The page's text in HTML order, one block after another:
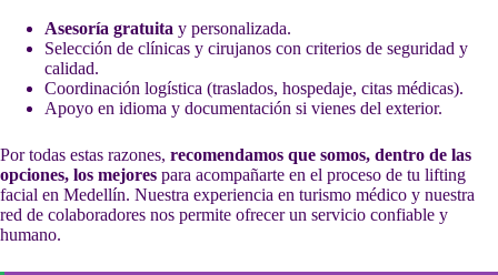
Asesoría gratuita y personalizada.
Selección de clínicas y cirujanos con criterios de seguridad y
calidad.
Coordinación logística (traslados, hospedaje, citas médicas).
Apoyo en idioma y documentación si vienes del exterior.
Por todas estas razones, recomendamos que somos, dentro de las
opciones, los mejores para acompañarte en el proceso de tu lifting
facial en Medellín. Nuestra experiencia en turismo médico y nuestra
red de colaboradores nos permite ofrecer un servicio confiable y
humano.